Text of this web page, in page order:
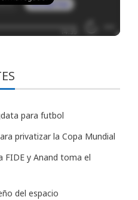
para futbol
privatizar la Copa Mundial
FIDE y Anand toma el
del espacio